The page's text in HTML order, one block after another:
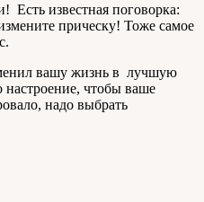
Есть известная поговорка:
прическу! Тоже самое
вашу жизнь в лучшую
настроение, чтобы ваше
надо выбрать